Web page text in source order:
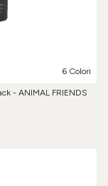
6 Colori
- ANIMAL FRIENDS